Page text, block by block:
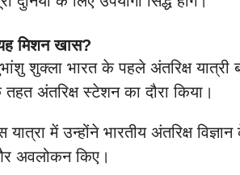
मिशन खास?
शुक्ला भारत के पहले अंतरिक्ष यात्री
अंतरिक्ष स्टेशन का दौरा किया।
यात्रा में उन्होंने भारतीय अंतरिक्ष
अवलोकन किए।